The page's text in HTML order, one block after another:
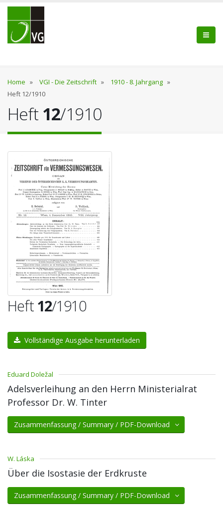
Home » VGI - Die Zeitschrift » 1910 - 8. Jahrgang »
Heft 12/1910
Heft 12/1910
Heft 12/1910
Vollständige Ausgabe herunterladen
Eduard Doležal
Adelsverleihung an den Herrn Ministerialrat
Professor Dr. W. Tinter
Zusammenfassung / Summary / PDF-Download
W. Láska
Über die Isostasie der Erdkruste
Zusammenfassung / Summary / PDF-Download